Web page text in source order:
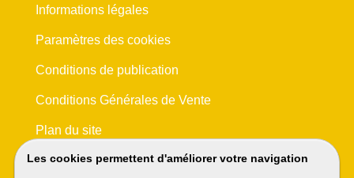
Les cookies permettent d'améliorer votre navigation
Informations légales
Paramètres des cookies
Conditions de publication
Conditions Générales de Vente
Plan du site